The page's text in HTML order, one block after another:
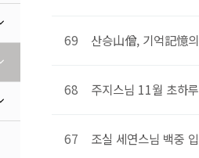
69 산승山僧, 기억記憶
68 주지스님 11월 초하
67 조실 세연스님 백중